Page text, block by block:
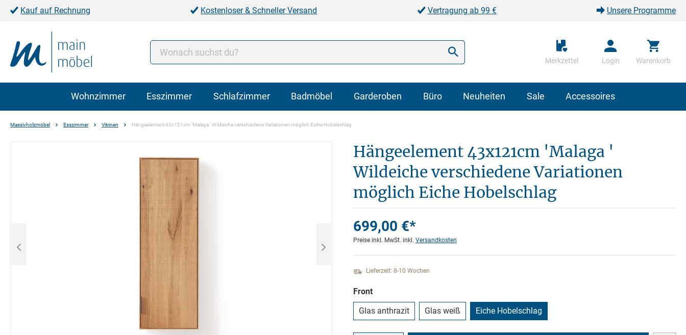
Kauf auf Rechnung Kostenloser & Schneller Versand Vertragung ab 99 € Unsere Programme
Merkzettel Login Warenkorb
Wohnzimmer Esszimmer Schlafzimmer Badmöbel Garderoben Büro Neuheiten Sale Accessoires
Massivholzmöbel Esszimmer Vitrinen Hängeelement 43x121cm 'Malaga ' Wildeiche verschiedene Variationen möglich Eiche Hobelschlag
Hängeelement 43x121cm 'Malaga '
Wildeiche verschiedene Variationen
möglich Eiche Hobelschlag
699,00 €*
Preise inkl. MwSt. inkl. Versandkosten
Lieferzeit: 8-10 Wochen
Front
Glas anthrazit
Glas weiß Eiche Hobelschlag